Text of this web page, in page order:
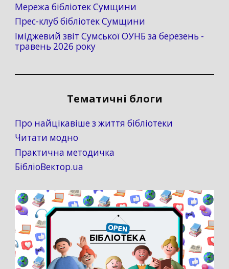
Мережа бібліотек Сумщини
Прес-клуб бібліотек Сумщини
Іміджевий звіт Сумської ОУНБ за березень -
травень 2026 року
Тематичні блоги
Про найцікавіше з життя бібліотеки
Читати модно
Практична методичка
БібліоВектор.ua